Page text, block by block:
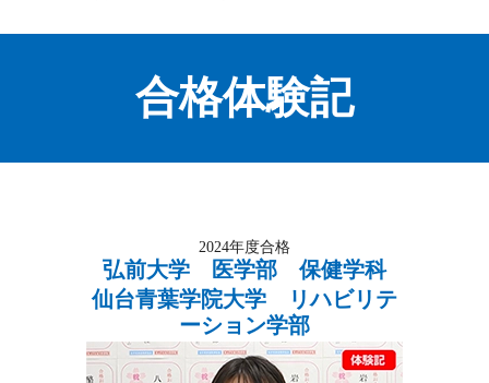
合格体験記
2024年度合格
弘前大学 医学部 保健学科
仙台青葉学院大学 リハビリテ
ーション学部